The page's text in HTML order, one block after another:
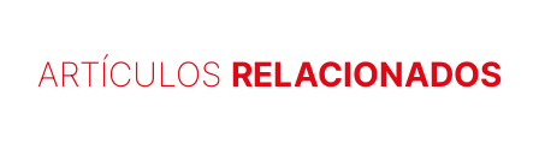
ARTÍCULOS RELACIONADOS